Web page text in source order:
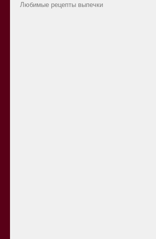
Любимые рецепты выпечки